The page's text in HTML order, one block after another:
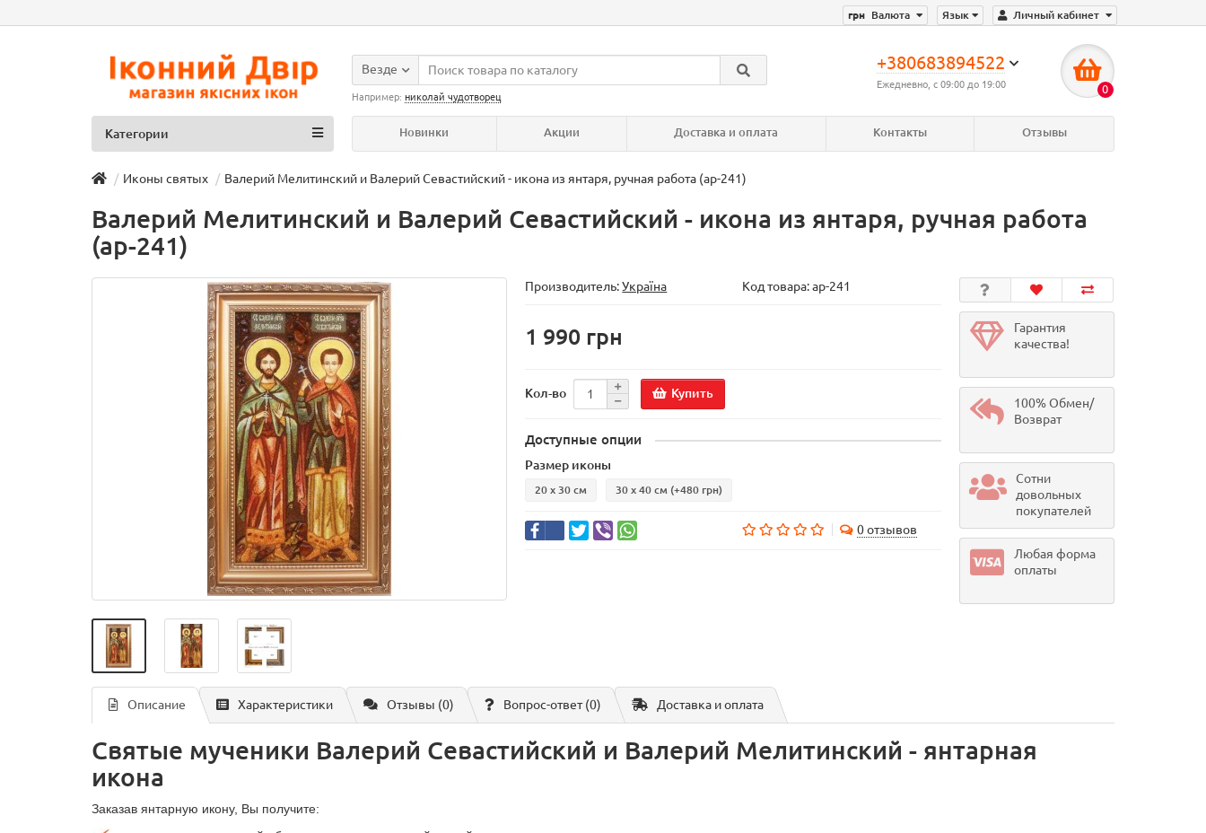
Личный кабинет
Язык
грн Валюта
+380683894522
Ежедневно, с 09:00 до 19:00 0
Везде
Например: николай чудотворец
Новинки Акции Доставка и оплата Контакты Отзывы
Категории
Иконы святых Валерий Мелитинский и Валерий Севастийский - икона из янтаря, ручная работа (ар-241)
Валерий Мелитинский и Валерий Севастийский - икона из янтаря, ручная работа
(ар-241)
Производитель:Україна Код товара:ар-241
1 990 грн
Кол-во Купить
Доступные опции
Размер иконы
20 х 30 см 30 х 40 см (+480 грн)
0 отзывов
Гарантия
качества!
100% Обмен/
Возврат
Сотни
довольных
покупателей
Любая форма
оплаты
Описание Характеристики Отзывы (0) Вопрос-ответ(0) Доставка и оплата
Святые мученики Валерий Севастийский и Валерий Мелитинский - янтарная
икона
Заказав янтарную икону, Вы получите: